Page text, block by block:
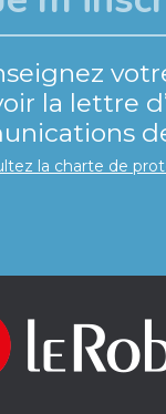
la lettre
la charte de